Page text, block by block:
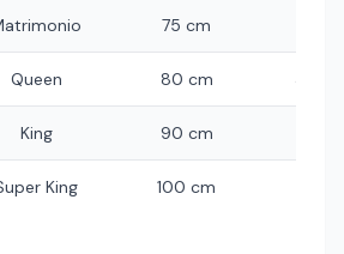
75 cm
Queen 80 cm 3,5 x
King 90 cm
King 100 cm